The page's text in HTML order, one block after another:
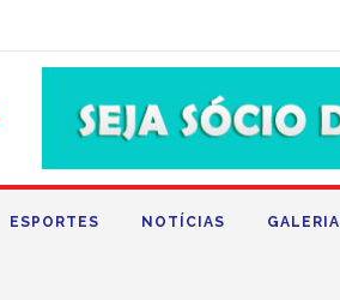
ESPORTES NOTÍCIAS GALERIA